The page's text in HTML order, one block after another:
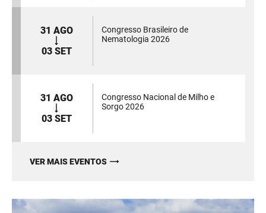
31 AGO
03 SET
Congresso Brasileiro de
Nematologia 2026
31 AGO
03 SET
Congresso Nacional de Milho e
Sorgo 2026
VER MAIS EVENTOS